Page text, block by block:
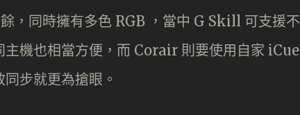
，同時擁有多色 RGB ，當中 G Skill 可支援不
主機也相當方便，而 Corair 則要使用自家 iCue
步就更為搶眼。